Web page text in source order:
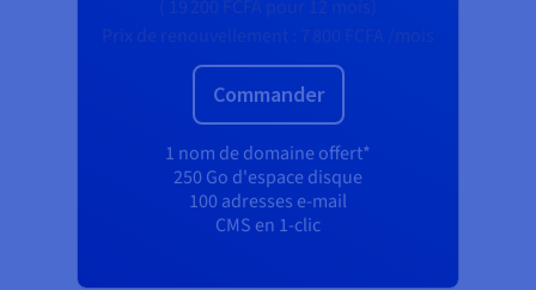
Commander
1 nom de domaine offert*
250 Go d'espace disque
100 adresses e-mail
CMS en 1-clic